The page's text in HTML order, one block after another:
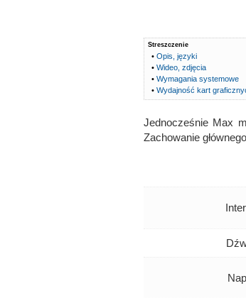
Streszczenie
• Opis, języki
• Wideo, zdjęcia
• Wymagania systemowe
• Wydajność kart
Jednocześnie Max
Zachowanie